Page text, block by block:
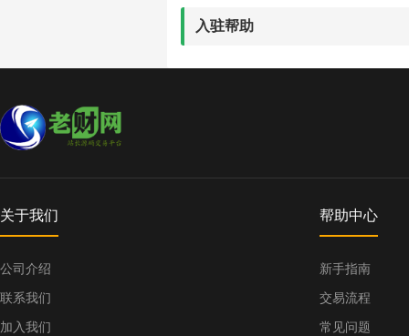
入驻帮助
关于我们
公司介绍
联系我们
加入我们
帮助中心
新手指南
交易流程
常见问题